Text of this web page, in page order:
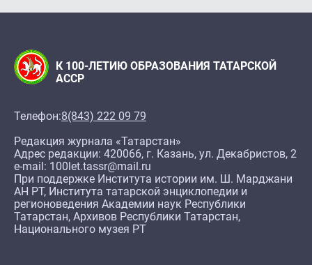
К 100-ЛЕТИЮ ОБРАЗОВАНИЯ ТАТАРСКОЙ
АССР
Телефон:8(843) 222 09 79
Редакция журнала «Татарстан»
Адрес редакции: 420066, г. Казань, ул. Декабристов, 2
e-mail: 100let.tassr@mail.ru
При поддержке Института истории им. Ш. Марджани
АН РТ, Института татарской энциклопедии и
регионоведения Академии наук Республики
Татарстан, Архивов Республики Татарстан,
Национального музея РТ